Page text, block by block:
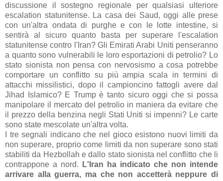
discussione il sostegno regionale per qualsiasi ulteriore
escalation statunitense. La casa dei Saud, oggi alle prese
con un'altra ondata di purghe e con le lotte intestine, si
sentirà al sicuro quanto basta per superare l'escalation
statunitense contro l'Iran? Gli Emirati Arabi Uniti penseranno
a quanto sono vulnerabili le loro esportazioni di petrolio? Lo
stato sionista non pensa con nervosismo a cosa potrebbe
comportare un conflitto su più ampia scala in termini di
attacchi missilistici, dopo il campioncino fattogli avere dal
Jihad Islamico? E Trump è tanto sicuro oggi che si possa
manipolare il mercato del petrolio in maniera da evitare che
il prezzo della benzina negli Stati Uniti si impenni? Le carte
sono state mescolate un'altra volta.
I tre segnali indicano che nel gioco esistono nuovi limiti da
non superare, proprio come limiti da non superare sono stati
stabiliti da Hezbollah e dallo stato sionista nel conflitto che li
contrappone a nord.
L'Iran ha indicato che non intende
arrivare alla guerra, ma che non accetterà neppure di